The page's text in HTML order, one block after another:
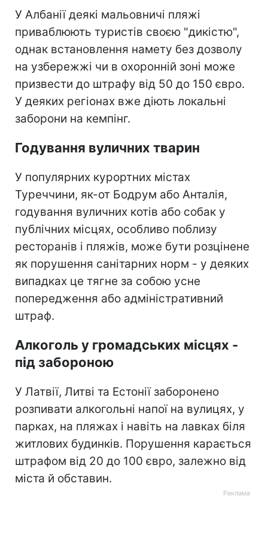
У Албанії деякі мальовничі пляжі
приваблюють туристів своєю "дикістю",
однак встановлення намету без дозволу
на узбережжі чи в охоронній зоні може
призвести до штрафу від 50 до 150 євро.
У деяких регіонах вже діють локальні
заборони на кемпінг.
Годування вуличних тварин
У популярних курортних містах
Туреччини, як-от Бодрум або Анталія,
годування вуличних котів або собак у
публічних місцях, особливо поблизу
ресторанів і пляжів, може бути розцінене
як порушення санітарних норм - у деяких
випадках це тягне за собою усне
попередження або адміністративний
штраф.
Алкоголь у громадських місцях -
під забороною
У Латвії, Литві та Естонії заборонено
розпивати алкогольні напої на вулицях, у
парках, на пляжах і навіть на лавках біля
житлових будинків. Порушення карається
штрафом від 20 до 100 євро, залежно від
міста й обставин.